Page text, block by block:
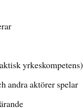
yrkeskompetens)
andra aktörer spelar